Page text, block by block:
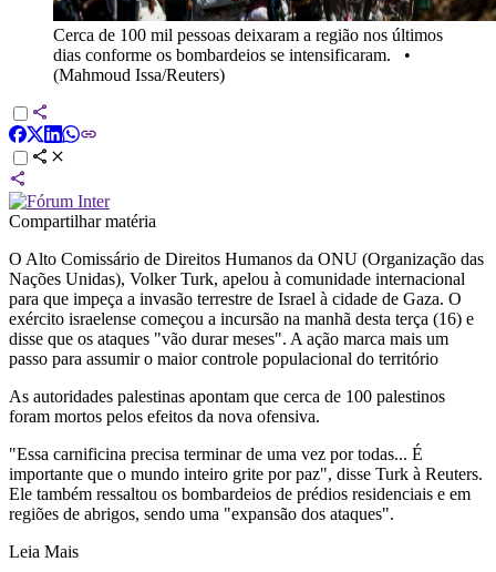
Cerca de 100 mil pessoas deixaram a região nos últimos
dias conforme os bombardeios se intensificaram.
•
(Mahmoud Issa/Reuters)
Compartilhar matéria
O Alto Comissário de Direitos Humanos da ONU (Organização das
Nações Unidas), Volker Turk, apelou à comunidade internacional
para que impeça a invasão terrestre de Israel à cidade de Gaza. O
exército israelense começou a incursão na manhã desta terça (16) e
disse que os ataques "vão durar meses". A ação marca mais um
passo para assumir o maior controle populacional do território
As autoridades palestinas apontam que cerca de 100 palestinos
foram mortos pelos efeitos da nova ofensiva.
"Essa carnificina precisa terminar de uma vez por todas... É
importante que o mundo inteiro grite por paz", disse Turk à Reuters.
Ele também ressaltou os bombardeios de prédios residenciais e em
regiões de abrigos, sendo uma "expansão dos ataques".
Leia Mais